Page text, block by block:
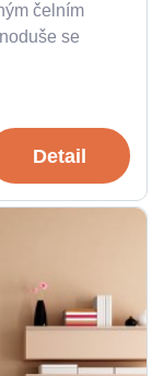
čelním
se
Detail